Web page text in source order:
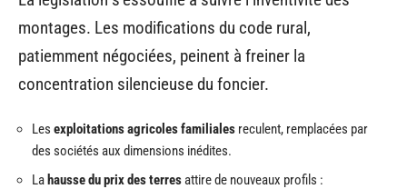
montages. Les modifications du code rural,
patiemment négociées, peinent à freiner la
concentration silencieuse du foncier.
Les exploitations agricoles familiales reculent, remplacées par
des sociétés aux dimensions inédites.
La hausse du prix des terresattire de nouveaux profils :